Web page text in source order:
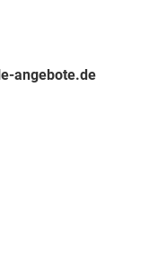
angebote.de